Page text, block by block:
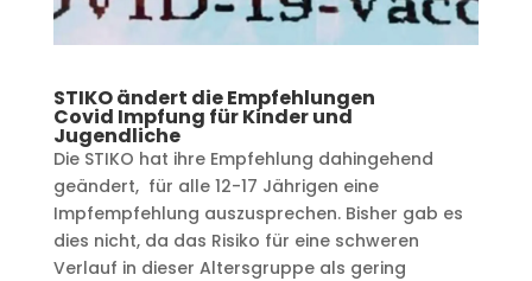
STIKO ändert die Empfehlungen
Covid Impfung für Kinder und
Jugendliche
Die STIKO hat ihre Empfehlung dahingehend
geändert, für alle 12-17 Jährigen eine
Impfempfehlung auszusprechen. Bisher gab es
dies nicht, da das Risiko für eine schweren
Verlauf in dieser Altersgruppe als gering